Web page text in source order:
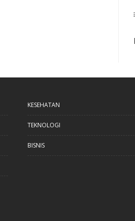
KESEHATAN
TEKNOLOGI
BISNIS